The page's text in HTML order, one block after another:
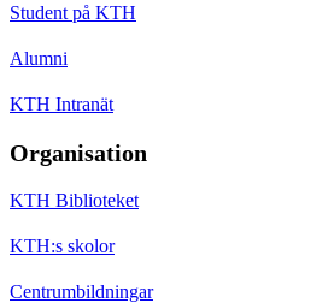
Student på KTH
Alumni
KTH Intranät
Organisation
KTH Biblioteket
KTH:s skolor
Centrumbildningar